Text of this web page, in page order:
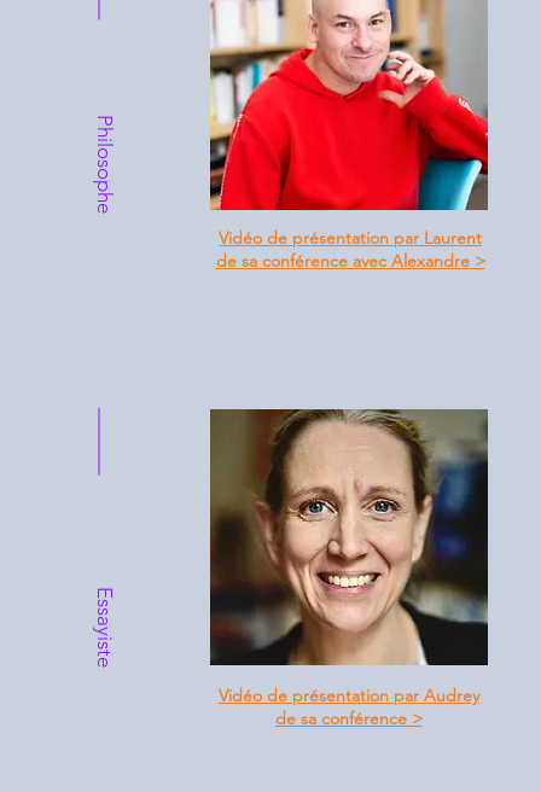
Philosophe
Vidéo de présentation par Laurent
de sa conférence avec Alexandre>
Essayiste
Vidéo de présentation par Audrey
de sa conférence >